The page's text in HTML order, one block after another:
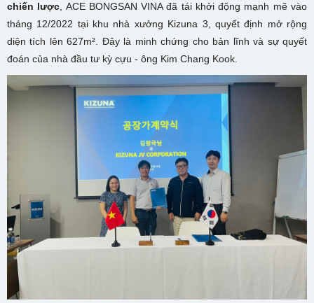
chiến lược , ACE BONGSAN VINA đã tái khởi động mạnh mẽ vào
tháng 12/2022 tại khu nhà xưởng Kizuna 3, quyết định mở rộng
diện tích lên 627m². Đây là minh chứng cho bản lĩnh và sự quyết
đoán của nhà đầu tư kỳ cựu - ông Kim Chang Kook.